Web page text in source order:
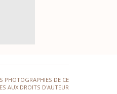
PHOTOGRAPHIES DE CE
AUX DROITS D'AUTEUR